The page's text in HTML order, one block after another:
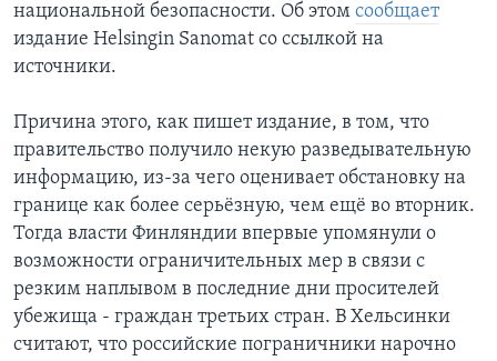
национальной безопасности. Об этом сообщает
издание Helsingin Sanomat со ссылкой на
источники.
Причина этого, как пишет издание, в том, что
правительство получило некую разведывательную
информацию, из-за чего оценивает обстановку на
границе как более серьёзную, чем ещё во вторник.
Тогда власти Финляндии впервые упомянули о
возможности ограничительных мер в связи с
резким наплывом в последние дни просителей
убежища - граждан третьих стран. В Хельсинки
считают, что российские пограничники нарочно